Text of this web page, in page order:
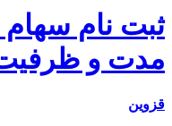
نام سهام
و ظرفیت